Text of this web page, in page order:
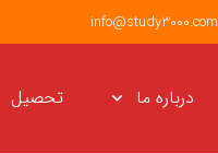
info@study3000.com
درباره ما تحصیل